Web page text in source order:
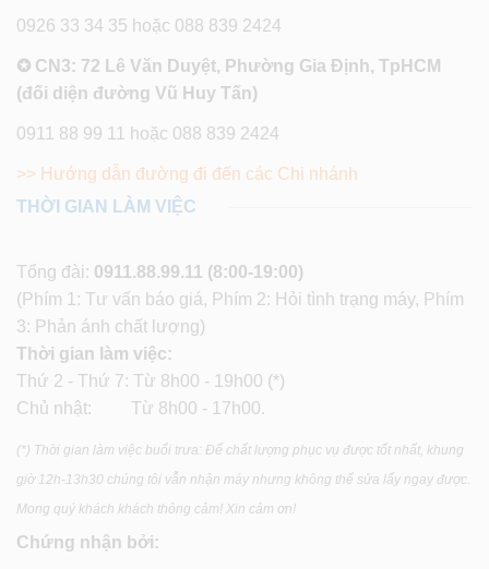
0926 33 34 35 hoặc 088 839 2424
✪ CN3: 72 Lê Văn Duyệt, Phường Gia Định, TpHCM
(đối diện đường Vũ Huy Tấn)
0911 88 99 11 hoặc 088 839 2424
>> Hướng dẫn đường đi đến các Chi nhánh
THỜI GIAN LÀM VIỆC
Tổng đài: 0911.88.99.11 (8:00-19:00)
(Phím 1: Tư vấn báo giá, Phím 2: Hỏi tình trạng máy, Phím
3: Phản ánh chất lượng)
Thời gian làm việc:
Thứ 2 - Thứ 7: Từ 8h00 - 19h00 (*)
Chủ nhật: Từ 8h00 - 17h00.
(*) Thời gian làm việc buổi trưa: Để chất lượng phục vụ được tốt nhất, khung
giờ 12h-13h30 chúng tôi vẫn nhận máy nhưng không thể sửa lấy ngay được.
Mong quý khách khách thông cảm! Xin cảm ơn!
Chứng nhận bởi: